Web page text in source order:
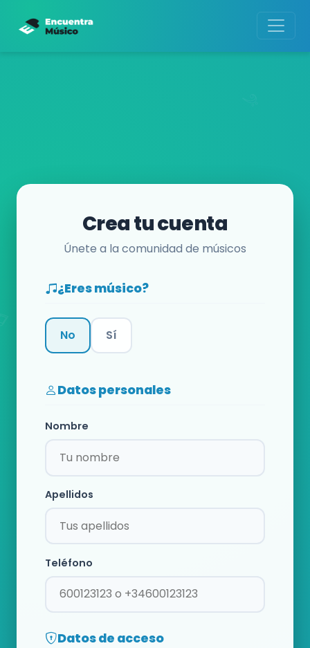
Crea tu cuenta
Únete a la comunidad de músicos
¿Eres músico?
No Sí
Datos personales
Nombre
Apellidos
Teléfono
Datos de acceso